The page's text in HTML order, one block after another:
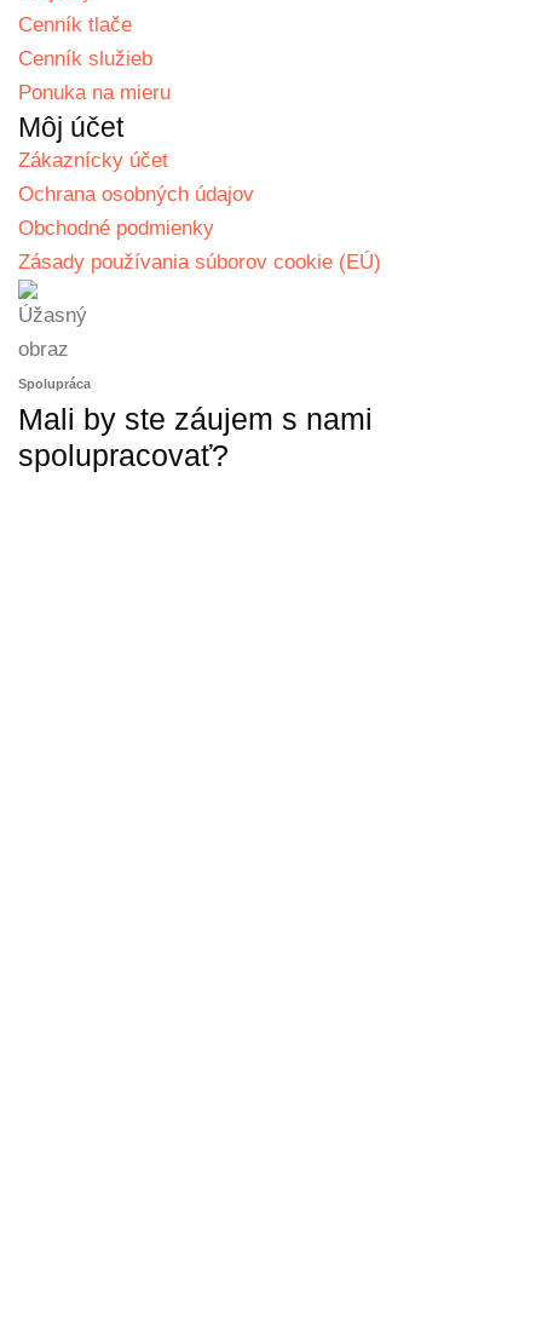
Cenník tlače
Cenník služieb
Ponuka na mieru
Môj účet
Zákaznícky účet
Ochrana osobných údajov
Obchodné podmienky
Zásady používania súborov cookie (EÚ)
Spolupráca
Mali by ste záujem s nami
spolupracovať?